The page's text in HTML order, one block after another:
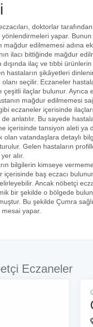
doktorlar
yapar.
mağdur edilmemesi adına
ilacı bittiğinde mağdur
dışında ilaç ve tıbbi
hastaların şikâyetleri
seçilir. Eczaneler
çeşitli ilaçlar bulunur. Ayrıca
mağdur edilmemesi
eczaneler içerisinde
anlatılır. Bu sayede
içerisinde tansiyon aleti ya
olan vatandaşlara detaylı
Gelen hastaların
alır.
bilgilerin kimseye
içerisinde baş eczacı
Ancak nöbetçi
bir şekilde o bölgede
Bu şekilde Çumra
yapar.
Eczaneler